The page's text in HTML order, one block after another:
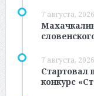
7 августа,
7 августа,
Стартовал
конкурс